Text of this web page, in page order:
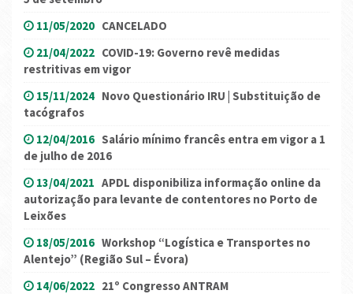
11/05/2020 CANCELADO
21/04/2022 COVID-19: Governo revê medidas
restritivas em vigor
15/11/2024 Novo Questionário IRU | Substituição de
tacógrafos
12/04/2016 Salário mínimo francês entra em vigor a 1
de julho de 2016
13/04/2021 APDL disponibiliza informação online da
autorização para levante de contentores no Porto de
Leixões
18/05/2016 Workshop “Logística e Transportes no
Alentejo” (Região Sul – Évora)
14/06/2022 21º Congresso ANTRAM